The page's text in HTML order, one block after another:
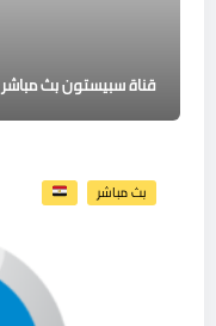
قناة سبيستون بث مباشر
بث مباشر